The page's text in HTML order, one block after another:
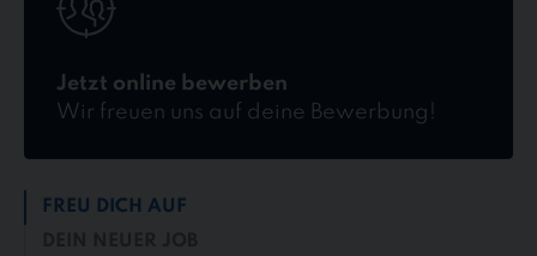
Jetzt online bewerben
Wir freuen uns auf deine Bewerbung!
bewerben
FREU DICH AUF